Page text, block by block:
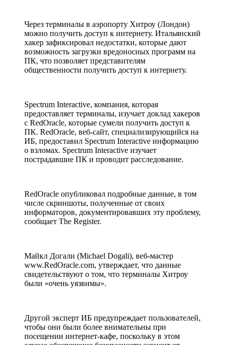
Через терминалы в аэропорту Хитроу (Лондон)
можно получить доступ к интернету. Итальянский
хакер зафиксировал недостатки, которые дают
возможность загрузки вредоносных программ на
ПК, что позволяет представителям
общественности получить доступ к интернету.
Spectrum Interactive, компания, которая
предоставляет терминалы, изучает доклад хакеров
с RedOracle, которые сумели получить доступ к
ПК. RedOracle, веб-сайт, специализирующийся на
ИБ, предоставил Spectrum Interactive информацию
о взломах. Spectrum Interactive изучает
пострадавшие ПК и проводит расследование.
RedOracle опубликовал подробные данные, в том
числе скриншоты, полученные от своих
информаторов, документировавших эту проблему,
сообщает The Register.
Майкл Догали (Michael Dogali), веб-мастер
www.RedOracle.com, утверждает, что данные
свидетельствуют о том, что терминалы Хитроу
были «очень уязвимы».
Другой эксперт ИБ предупреждает пользователей,
чтобы они были более внимательны при
посещении интернет-кафе, поскольку в этом